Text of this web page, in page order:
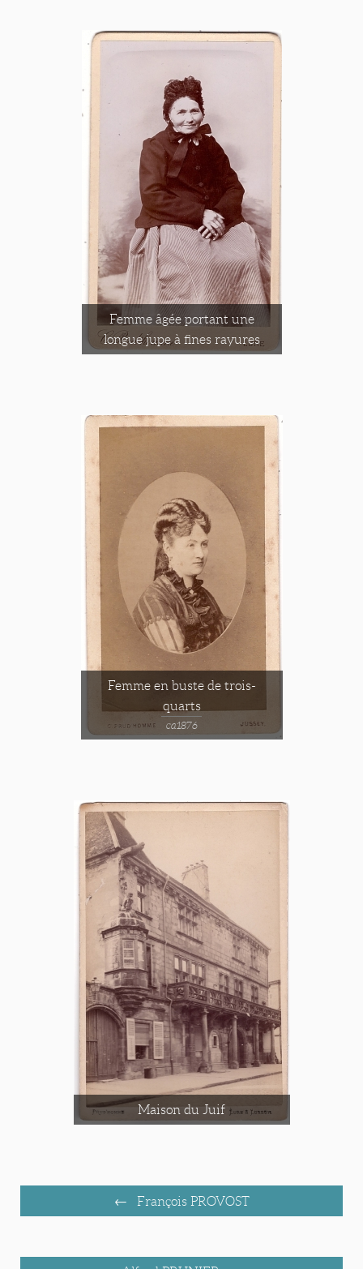
Femme âgée portant une
longue jupe à fines rayures
Femme en buste de trois-
quarts
ca1876
Maison du Juif
François PROVOST